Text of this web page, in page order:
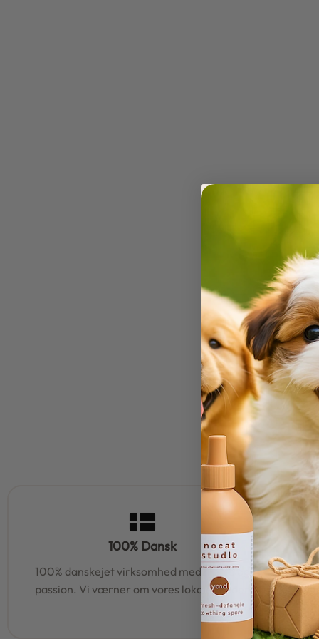
100% Dansk
100% danskejet virksomhed med hjerte og
passion. Vi værner om vores lokale rødder
95% af